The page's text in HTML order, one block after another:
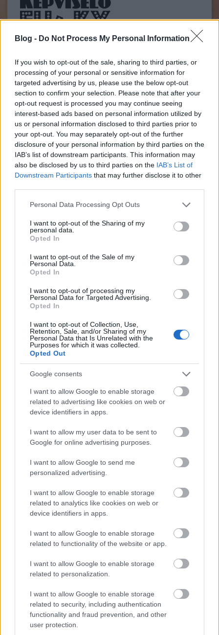
Blog - Do Not Process My Personal Information
If you wish to opt-out of the sale, sharing to third parties, or
processing of your personal or sensitive information for
targeted advertising by us, please use the below opt-out
section to confirm your selection. Please note that after your
opt-out request is processed you may continue seeing
interest-based ads based on personal information utilized by
us or personal information disclosed to third parties prior to
your opt-out. You may separately opt-out of the further
disclosure of your personal information by third parties on the
IAB’s list of downstream participants. This information may
also be disclosed by us to third parties on the IAB’s List of
Downstream Participants that may further disclose it to other
Please note that this website/app uses one or more Google
not limited to your visit or usage behaviour. You may click to
grant or deny consent to Google and its third-party tags to
use your data for below specified purposes in below Google
consent section.
Personal Data Processing Opt Outs
I want to opt-out of the Sharing of my
personal data.
Opted In
I want to opt-out of the Sale of my
Personal Data.
Opted In
I want to opt-out of processing my
Personal Data for Targeted Advertising.
Opted In
I want to opt-out of Collection, Use,
Retention, Sale, and/or Sharing of my
Personal Data that Is Unrelated with the
Purposes for which it was collected.
Opted Out
Google consents
I want to allow Google to enable storage
related to advertising like cookies on web or
device identifiers in apps.
I want to allow my user data to be sent to
Google for online advertising purposes.
I want to allow Google to send me
personalized advertising.
I want to allow Google to enable storage
related to analytics like cookies on web or
device identifiers in apps.
I want to allow Google to enable storage
related to functionality of the website or app.
I want to allow Google to enable storage
related to personalization.
I want to allow Google to enable storage
related to security, including authentication
functionality and fraud prevention, and other
user protection.
A díjmentes BKV ígéretével máris megkezdte főpolgármesteri
kampányát Horváth Csaba, az MSZP volt főpolgármester-
helyettese. Május elsején a Városligetben jelentette be, hogy
ingyen buszozhat, metrózhat, villamosozhat, trolizhat és
fogasozhat minden legalább négy éve Budapesten…..
robinzone 2010.05.03 20:49:14
napi abszurd
Mandiner blog Orbán válogatottja 2010.05.03 17:01:00
Nem értünk a focihoz. A régi-új kormányfő annál inkább. Orbán
Viktor összeállította válogatottját a rendelkezésre álló
keretből. A legtöbb kulcspozícióra tapasztalt, kipróbált és
hűséges csapattagokat állított be, félelmetes hírű…..
robinzone 2010.05.03 20:23:53
@Bell & Sebastian: tessék?
@az igazi Sipi
: a jobbiknak a lehető legrosszabb hír ez a két
héten belüli rendrakás.
robinzone 2010.05.03 20:25:58
ami, remélem, nem kampány-jellegű lesz (azaz: ott
Vége a 2002 óta tartó MSZP-SZDSZ kormányzásnak, de annyira,
hogy a Fidesz akármikor alkotmányozhat is, ha úgy tartja
kedvük. Az elmúlt nyolc évben sok minden volt prioritás a
látszólag azonban folyamatosan. A kérdés az,…..
robinzone 2010.04.29 11:23:44
az, hogy valakinek van véleménye, az egy dolog. olyan
minden hülyének lehet. a kérdés, hogy mire alapozza a
vélemémyét. aki nincs tisztában alapvető viszonyokkal,
összefüggéssel, és erről papírja van, nem biztos, hogy